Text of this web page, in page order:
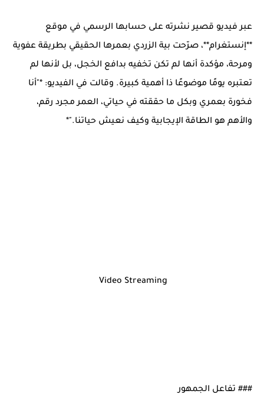
عبر فيديو قصير نشرته على حسابها الرسمي في موقع
**إنستغرام**، صرّحت بية الزردي بعمرها الحقيقي بطريقة عفوية
ومرحة، مؤكدة أنها لم تكن تخفيه بدافع الخجل، بل لأنها لم
تعتبره يومًا موضوعًا ذا أهمية كبيرة. وقالت في الفيديو: *"أنا
فخورة بعمري وبكل ما حققته في حياتي، العمر مجرد رقم،
والأهم هو الطاقة الإيجابية وكيف نعيش حياتنا."*
Video Streaming
### تفاعل الجمهور